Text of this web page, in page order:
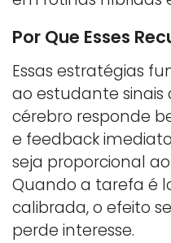
Por Que Esses
Essas estratégias
ao estudante sinais
cérebro responde
e feedback
seja proporcional
Quando a tarefa é
calibrada, o efeito
perde interesse.